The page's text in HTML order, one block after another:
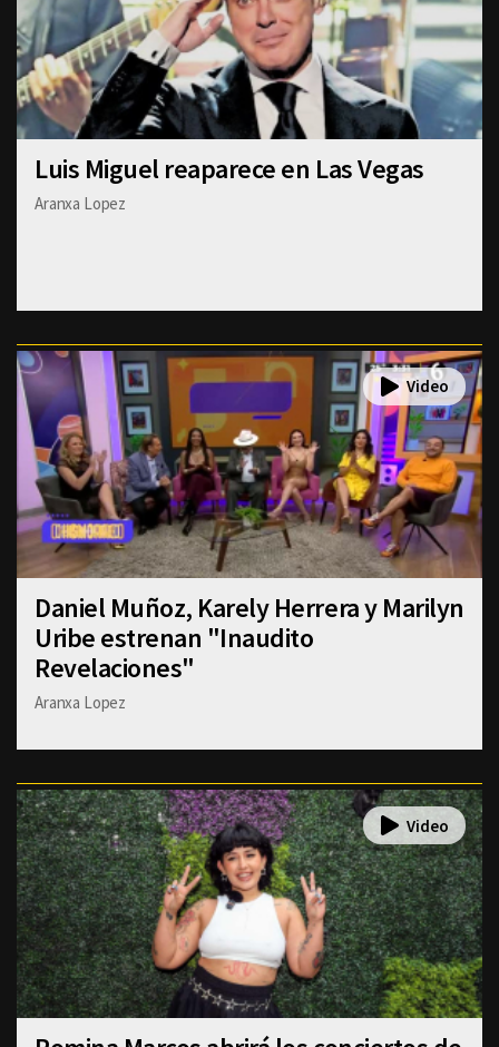
Luis Miguel reaparece en Las Vegas
Aranxa Lopez
Daniel Muñoz, Karely Herrera y Marilyn
Uribe estrenan "Inaudito
Revelaciones"
Aranxa Lopez